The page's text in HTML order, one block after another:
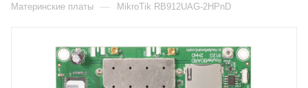
Материнские платы — MikroTik RB912UAG-2HPnD